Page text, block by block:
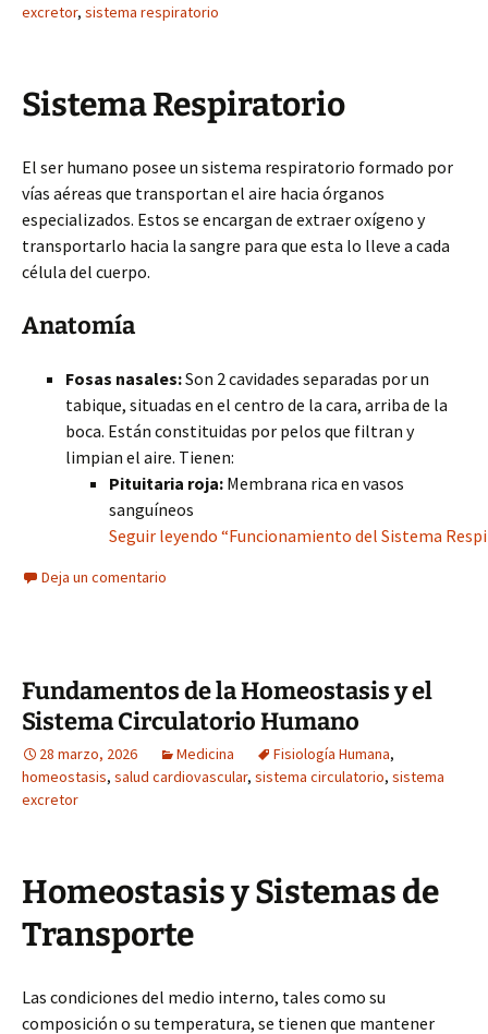
excretor, sistema respiratorio
Sistema Respiratorio
El ser humano posee un sistema respiratorio formado por
vías aéreas que transportan el aire hacia órganos
especializados. Estos se encargan de extraer oxígeno y
transportarlo hacia la sangre para que esta lo lleve a cada
célula del cuerpo.
Anatomía
Fosas nasales:Son 2 cavidades separadas por un
tabique, situadas en el centro de la cara, arriba de la
boca. Están constituidas por pelos que filtran y
limpian el aire. Tienen:
Pituitaria roja: Membrana rica en vasos
sanguíneos
Seguir leyendo “Funcionamiento del Sistema
Deja un comentario
Fundamentos de la Homeostasis y el
Sistema Circulatorio Humano
28 marzo, 2026 Medicina Fisiología Humana,
homeostasis, salud cardiovascular, sistema circulatorio, sistema
excretor
Homeostasis y Sistemas de
Transporte
Las condiciones del medio interno, tales como su
composición o su temperatura, se tienen que mantener